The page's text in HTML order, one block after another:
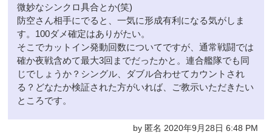
微妙なシンクロ具合とか(笑)
防空さん相手にでると、一気に形成有利になる気がしま
す。100ダメ確定はありがたい。
そこでカットイン発動回数についてですが、通常戦闘では
確か夜戦含めて最大3回までだったかと。連合艦隊でも同
じでしょうか？シングル、ダブル合わせてカウントされ
る？どなたか検証された方がいれば、ご教示いただきたい
ところです。
by 匿名 2020年9月28日 6:48 PM